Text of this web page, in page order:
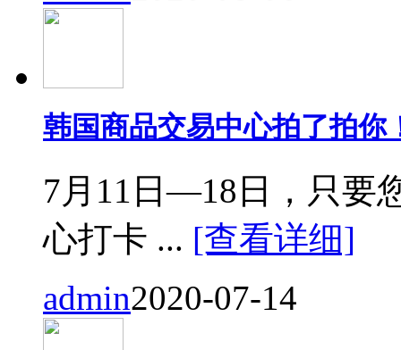
韩国商品交易中心拍了拍你
7月11日—18日，只要
心打卡 ... [查看详细]
admin2020-07-14